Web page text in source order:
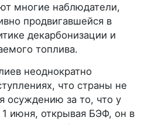
многие наблюдатели,
продвигавшейся в
декарбонизации и
топлива.
неоднократно
что страны не
осуждению за то, что у
1 июня, открывая БЭФ, он в